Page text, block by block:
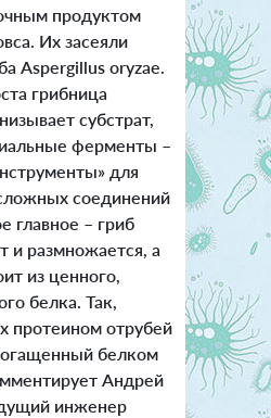
продуктом
Их засеяли
Aspergillus oryzae.
грибница
субстрат,
ферменты –
для
соединений
главное – гриб
и размножается, а
из ценного,
белка. Так,
протеином отрубей
белком
Андрей
инженер